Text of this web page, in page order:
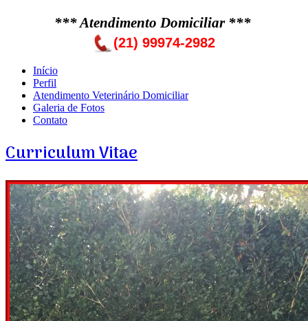
*** Atendimento Domiciliar ***
(21) 99974-2982
Início
Perfil
Atendimento Veterinário Domiciliar
Galeria de Fotos
Contato
Curriculum Vitae